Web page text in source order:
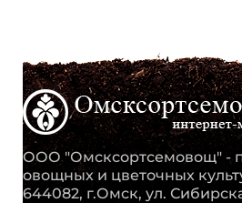
ООО "Омсксортсемовощ" -
овощных и цветочных
644082, г.Омск, ул.